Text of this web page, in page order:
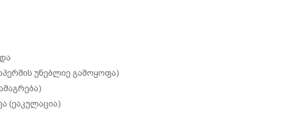
უნებლიე გამოყოფა)
(ეაკულაცია)